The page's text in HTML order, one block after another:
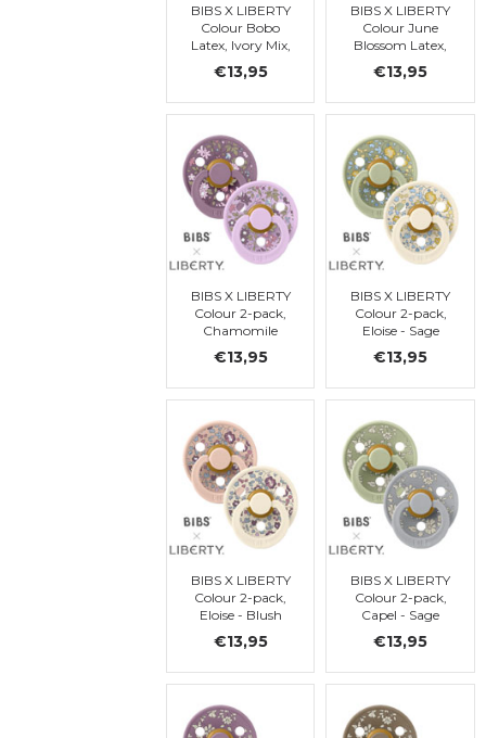
BIBS X LIBERTY
Colour Bobo
Latex, Ivory Mix,
€13,95
BIBS X LIBERTY
Colour June
Blossom Latex,
€13,95
BIBS X LIBERTY
Colour 2-pack,
Chamomile
Sky Mix, ronde,
€13,95
BIBS X LIBERTY
Colour 2-pack,
Eloise - Sage
€13,95
BIBS X LIBERTY
Colour 2-pack,
Eloise - Blush
Mix, ronde, t. 2
€13,95
BIBS X LIBERTY
Colour 2-pack,
Capel - Sage
Mix, ronde, t. 2
€13,95